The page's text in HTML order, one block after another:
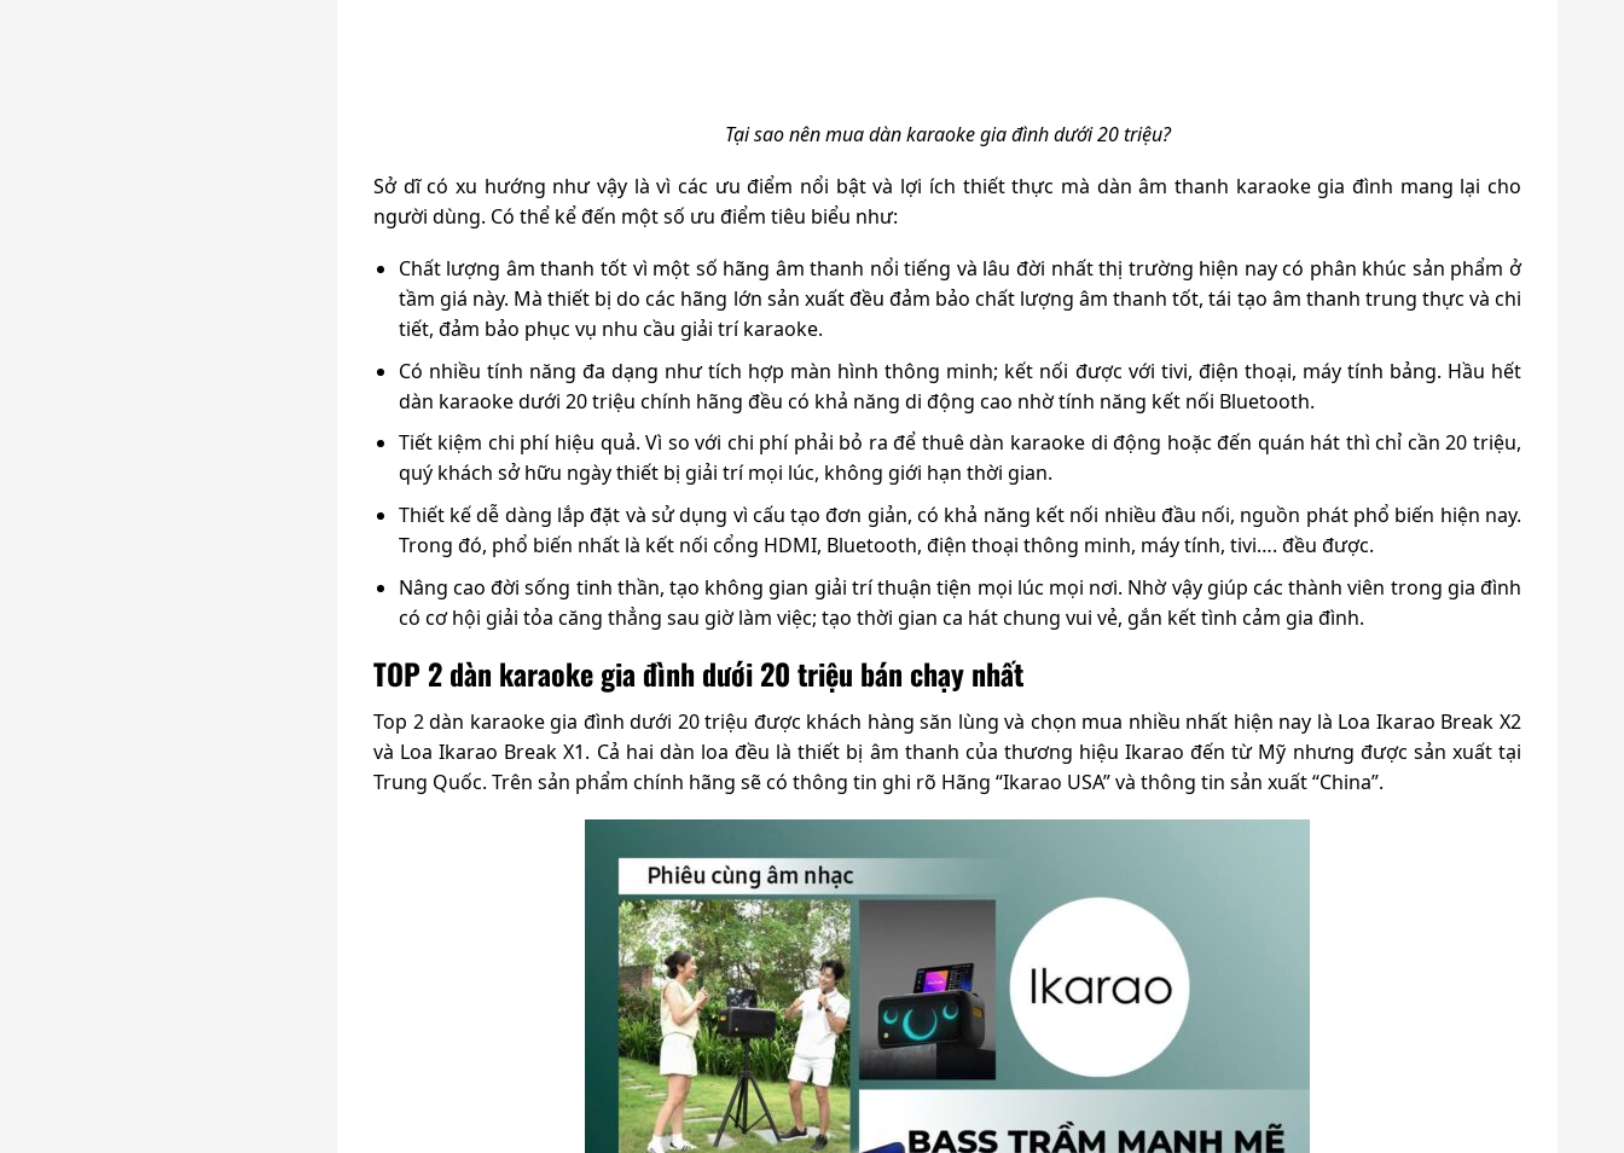
Tại sao nên mua dàn karaoke gia đình dưới 20 triệu?
Sở dĩ có xu hướng như vậy là vì các ưu điểm nổi bật và lợi ích thiết thực mà dàn âm thanh karaoke gia đình mang lại cho
người dùng. Có thể kể đến một số ưu điểm tiêu biểu như:
Chất lượng âm thanh tốt vì một số hãng âm thanh nổi tiếng và lâu đời nhất thị trường hiện nay có phân khúc sản phẩm ở
tầm giá này. Mà thiết bị do các hãng lớn sản xuất đều đảm bảo chất lượng âm thanh tốt, tái tạo âm thanh trung thực và chi
tiết, đảm bảo phục vụ nhu cầu giải trí karaoke.
Có nhiều tính năng đa dạng như tích hợp màn hình thông minh; kết nối được với tivi, điện thoại, máy tính bảng. Hầu hết
dàn karaoke dưới 20 triệu chính hãng đều có khả năng di động cao nhờ tính năng kết nối Bluetooth.
Tiết kiệm chi phí hiệu quả. Vì so với chi phí phải bỏ ra để thuê dàn karaoke di động hoặc đến quán hát thì chỉ cần 20 triệu,
quý khách sở hữu ngày thiết bị giải trí mọi lúc, không giới hạn thời gian.
Thiết kế dễ dàng lắp đặt và sử dụng vì cấu tạo đơn giản, có khả năng kết nối nhiều đầu nối, nguồn phát phổ biến hiện nay.
Trong đó, phổ biến nhất là kết nối cổng HDMI, Bluetooth, điện thoại thông minh, máy tính, tivi…. đều được.
Nâng cao đời sống tinh thần, tạo không gian giải trí thuận tiện mọi lúc mọi nơi. Nhờ vậy giúp các thành viên trong gia đình
có cơ hội giải tỏa căng thẳng sau giờ làm việc; tạo thời gian ca hát chung vui vẻ, gắn kết tình cảm gia đình.
TOP 2 dàn karaoke gia đình dưới 20 triệu bán chạy nhất
Top 2 dàn karaoke gia đình dưới 20 triệu được khách hàng săn lùng và chọn mua nhiều nhất hiện nay là Loa Ikarao Break X2
và Loa Ikarao Break X1. Cả hai dàn loa đều là thiết bị âm thanh của thương hiệu Ikarao đến từ Mỹ nhưng được sản xuất tại
Trung Quốc. Trên sản phẩm chính hãng sẽ có thông tin ghi rõ Hãng “Ikarao USA” và thông tin sản xuất “China”.